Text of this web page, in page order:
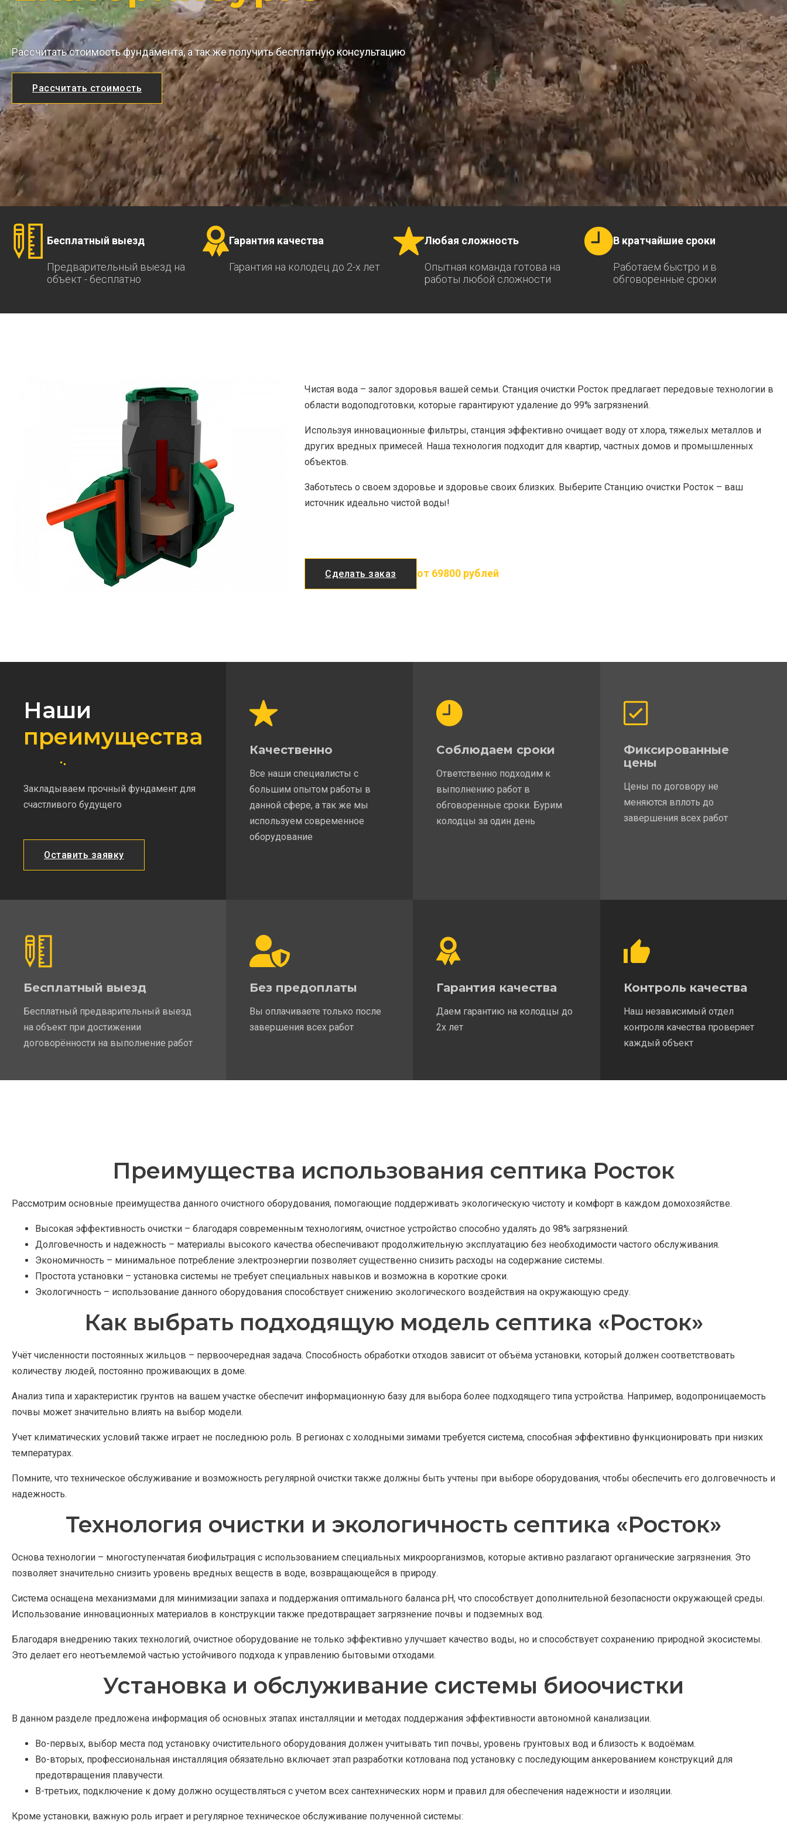
Рассчитать стоимость фундамента, а так же получить бесплатную консультацию
Рассчитать стоимость
Бесплатный выезд
Предварительный выезд на
объект - бесплатно
Гарантия качества
Гарантия на колодец до 2-х лет
Любая сложность
Опытная команда готова на
работы любой сложности
В кратчайшие сроки
Работаем быстро и в
обговоренные сроки
Чистая вода – залог здоровья вашей семьи. Станция очистки Росток предлагает передовые технологии в
области водоподготовки, которые гарантируют удаление до 99% загрязнений.
Используя инновационные фильтры, станция эффективно очищает воду от хлора, тяжелых металлов и
других вредных примесей. Наша технология подходит для квартир, частных домов и промышленных
объектов.
Заботьтесь о своем здоровье и здоровье своих близких. Выберите Станцию очистки Росток – ваш
источник идеально чистой воды!
Сделать заказ от 69800 рублей
Наши
преимущества
Закладываем прочный фундамент для
счастливого будущего
Оставить заявку
Качественно
Все наши специалисты с
большим опытом работы в
данной сфере, а так же мы
используем современное
оборудование
Соблюдаем сроки
Ответственно подходим к
выполнению работ в
обговоренные сроки. Бурим
колодцы за один день
Фиксированные
цены
Цены по договору не
меняются вплоть до
завершения всех работ
Бесплатный выезд
Бесплатный предварительный выезд
на объект при достижении
договорённости на выполнение работ
Без предоплаты
Вы оплачиваете только после
завершения всех работ
Гарантия качества
Даем гарантию на колодцы до
2х лет
Контроль качества
Наш независимый отдел
контроля качества проверяет
каждый объект
Преимущества использования септика Росток
Рассмотрим основные преимущества данного очистного оборудования, помогающие поддерживать экологическую чистоту и комфорт в каждом домохозяйстве.
Высокая эффективность очистки – благодаря современным технологиям, очистное устройство способно удалять до 98% загрязнений.
Долговечность и надежность – материалы высокого качества обеспечивают продолжительную эксплуатацию без необходимости частого обслуживания.
Экономичность – минимальное потребление электроэнергии позволяет существенно снизить расходы на содержание системы.
Простота установки – установка системы не требует специальных навыков и возможна в короткие сроки.
Экологичность – использование данного оборудования способствует снижению экологического воздействия на окружающую среду.
Как выбрать подходящую модель септика «Росток»
Учёт численности постоянных жильцов – первоочередная задача. Способность обработки отходов зависит от объёма установки, который должен соответствовать
количеству людей, постоянно проживающих в доме.
Анализ типа и характеристик грунтов на вашем участке обеспечит информационную базу для выбора более подходящего типа устройства. Например, водопроницаемость
почвы может значительно влиять на выбор модели.
Учет климатических условий также играет не последнюю роль. В регионах с холодными зимами требуется система, способная эффективно функционировать при низких
температурах.
Помните, что техническое обслуживание и возможность регулярной очистки также должны быть учтены при выборе оборудования, чтобы обеспечить его долговечность и
надежность.
Технология очистки и экологичность септика «Росток»
Основа технологии – многоступенчатая биофильтрация с использованием специальных микроорганизмов, которые активно разлагают органические загрязнения. Это
позволяет значительно снизить уровень вредных веществ в воде, возвращающейся в природу.
Система оснащена механизмами для минимизации запаха и поддержания оптимального баланса pH, что способствует дополнительной безопасности окружающей среды.
Использование инновационных материалов в конструкции также предотвращает загрязнение почвы и подземных вод.
Благодаря внедрению таких технологий, очистное оборудование не только эффективно улучшает качество воды, но и способствует сохранению природной экосистемы.
Это делает его неотъемлемой частью устойчивого подхода к управлению бытовыми отходами.
Установка и обслуживание системы биоочистки
В данном разделе предложена информация об основных этапах инсталляции и методах поддержания эффективности автономной канализации.
Во-первых, выбор места под установку очистительного оборудования должен учитывать тип почвы, уровень грунтовых вод и близость к водоёмам.
Во-вторых, профессиональная инсталляция обязательно включает этап разработки котлована под установку с последующим анкерованием конструкций для
предотвращения плавучести.
В-третьих, подключение к дому должно осуществляться с учетом всех сантехнических норм и правил для обеспечения надежности и изоляции.
Кроме установки, важную роль играет и регулярное техническое обслуживание полученной системы: